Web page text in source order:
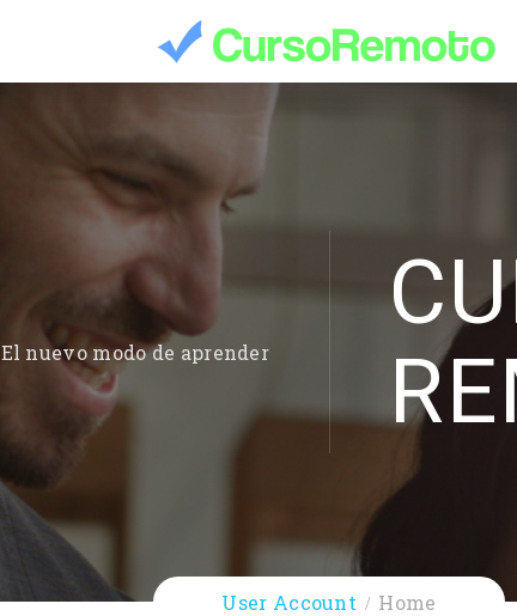
El nuevo modo de aprender
Home
User Account